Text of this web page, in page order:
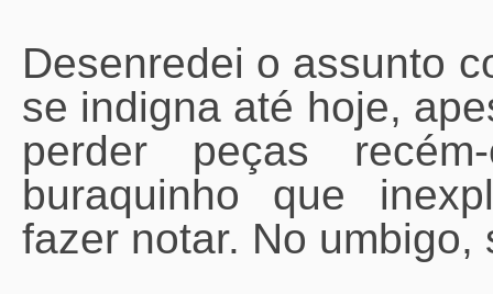
Desenredei o assunto
se indigna até hoje,
perder peças
buraquinho que
fazer notar. No umbigo,